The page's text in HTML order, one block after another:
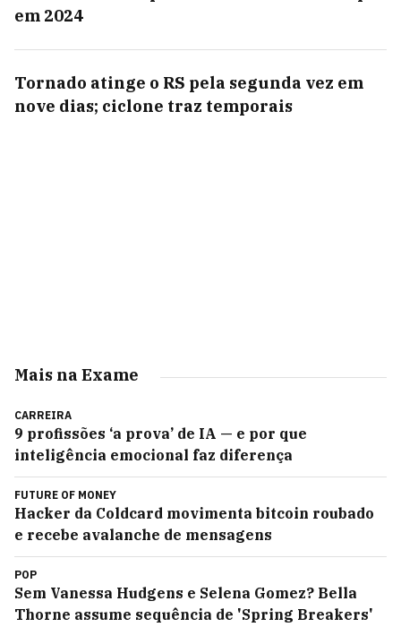
em 2024
Tornado atinge o RS pela segunda vez em
nove dias; ciclone traz temporais
Mais na Exame
CARREIRA
9 profissões ‘a prova’ de IA — e por que
inteligência emocional faz diferença
FUTURE OF MONEY
Hacker da Coldcard movimenta bitcoin roubado
e recebe avalanche de mensagens
POP
Sem Vanessa Hudgens e Selena Gomez? Bella
Thorne assume sequência de 'Spring Breakers'